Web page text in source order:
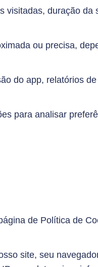
visitadas, duração
ou precisa,
do app, relatórios
para analisar
de Política de
site, seu